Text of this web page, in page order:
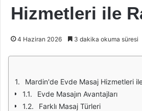
Hizmetleri ile
4 Haziran 2026 3 dakika okuma süresi
Mardin'de Evde Masaj Hizmetleri
Evde Masajın Avantajları
Farklı Masaj Türleri